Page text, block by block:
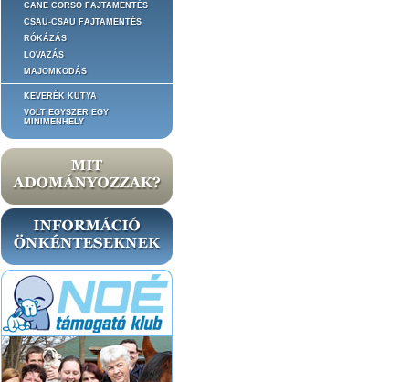
CANE CORSO FAJTAMENTÉS
CSAU-CSAU FAJTAMENTÉS
RÓKÁZÁS
LOVAZÁS
MAJOMKODÁS
KEVERÉK KUTYA
VOLT EGYSZER EGY
MINIMENHELY